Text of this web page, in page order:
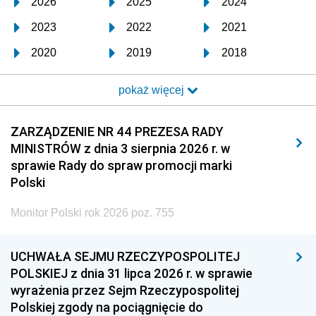
2023 2022 2021
2020 2019 2018
2017 2016 2015
2014 2013 2012
2011 2010 2009
2008 2007 2006
2005
1996 1995 1994
1993 1992 1991
1990 1989
pokaż więcej
ZARZĄDZENIE NR 44 PREZESA RADY
MINISTRÓW z dnia 3 sierpnia 2026 r. w
sprawie Rady do spraw promocji marki
Polski
Monitor Polski rok 2026 poz. 755
UCHWAŁA SEJMU RZECZYPOSPOLITEJ
POLSKIEJ z dnia 31 lipca 2026 r. w sprawie
wyrażenia przez Sejm Rzeczypospolitej
Polskiej zgody na pociągnięcie do